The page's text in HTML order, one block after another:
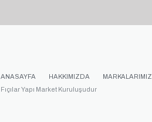
ANASAYFA HAKKIMIZDA MARKALARIMIZ
Fıçılar Yapı Market Kuruluşudur